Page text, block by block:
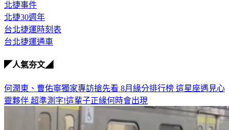
北捷事件
北捷30週年
台北捷運時刻表
台北捷運通車
◤人氣夯文◢
何潤東、曹佑寧獨家專訪搶先看 8月緣分排行榜 這星座遇見心
靈夥伴 超準測字!這輩子正緣何時會出現